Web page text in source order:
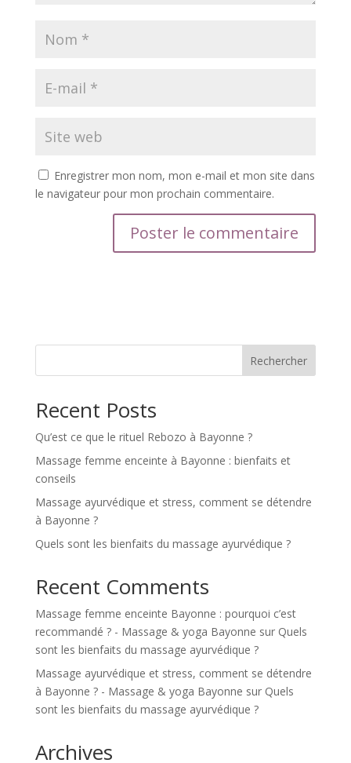
Enregistrer mon nom, mon e-mail et mon site dans
le navigateur pour mon prochain commentaire.
Rechercher
Recent Posts
Qu’est ce que le rituel Rebozo à Bayonne ?
Massage femme enceinte à Bayonne : bienfaits et
conseils
Massage ayurvédique et stress, comment se détendre
à Bayonne ?
Quels sont les bienfaits du massage ayurvédique ?
Recent Comments
Massage femme enceinte Bayonne : pourquoi c’est
recommandé ? - Massage & yoga Bayonne sur Quels
sont les bienfaits du massage ayurvédique ?
Massage ayurvédique et stress, comment se détendre
à Bayonne ? - Massage & yoga Bayonne sur Quels
sont les bienfaits du massage ayurvédique ?
Archives